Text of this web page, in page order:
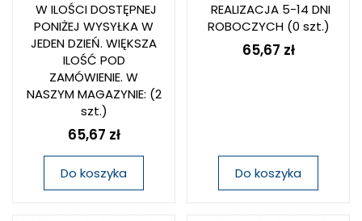
W ILOŚCI DOSTĘPNEJ
PONIŻEJ WYSYŁKA W
JEDEN DZIEŃ. WIĘKSZA
ILOŚĆ POD
ZAMÓWIENIE. W
NASZYM MAGAZYNIE: (2
szt.)
65,67 zł
Do koszyka
REALIZACJA 5-14 DNI
ROBOCZYCH(0 szt.)
65,67 zł
Do koszyka